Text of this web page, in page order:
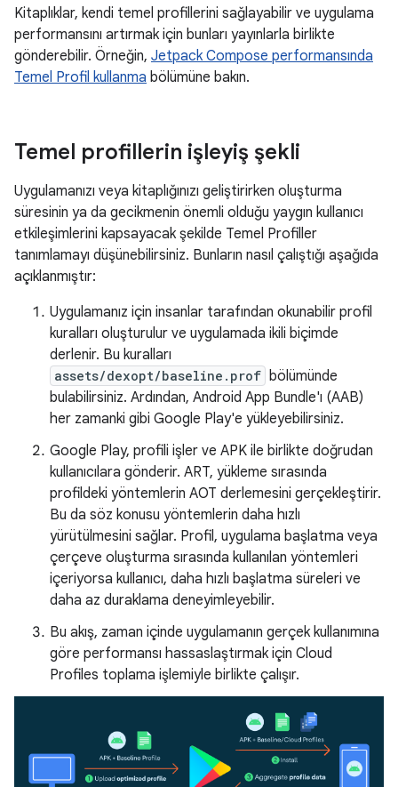
Kitaplıklar, kendi temel profillerini sağlayabilir ve uygulama
performansını artırmak için bunları yayınlarla birlikte
gönderebilir. Örneğin, Jetpack Compose performansında
Temel Profil kullanma bölümüne bakın.
Temel profillerin işleyiş şekli
Uygulamanızı veya kitaplığınızı geliştirirken oluşturma
süresinin ya da gecikmenin önemli olduğu yaygın kullanıcı
etkileşimlerini kapsayacak şekilde Temel Profiller
tanımlamayı düşünebilirsiniz. Bunların nasıl çalıştığı aşağıda
açıklanmıştır:
Uygulamanız için insanlar tarafından okunabilir profil
kuralları oluşturulur ve uygulamada ikili biçimde
derlenir. Bu kuralları
assets/dexopt/baseline.prof bölümünde
bulabilirsiniz. Ardından, Android App Bundle'ı (AAB)
her zamanki gibi Google Play'e yükleyebilirsiniz.
Google Play, profili işler ve APK ile birlikte doğrudan
kullanıcılara gönderir. ART, yükleme sırasında
profildeki yöntemlerin AOT derlemesini gerçekleştirir.
Bu da söz konusu yöntemlerin daha hızlı
yürütülmesini sağlar. Profil, uygulama başlatma veya
çerçeve oluşturma sırasında kullanılan yöntemleri
içeriyorsa kullanıcı, daha hızlı başlatma süreleri ve
daha az duraklama deneyimleyebilir.
Bu akış, zaman içinde uygulamanın gerçek kullanımına
göre performansı hassaslaştırmak için Cloud
Profiles toplama işlemiyle birlikte çalışır.